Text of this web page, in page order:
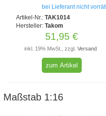
bei Lieferant nicht
Artikel-Nr.:TAK1014
Hersteller:Takom
51,95 €
inkl. 19% MwSt., zzgl. Versand
zum Artikel
Maßstab 1:16